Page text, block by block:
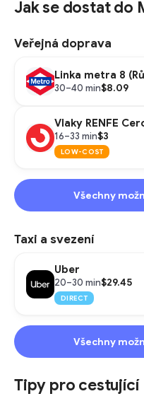
Jak se dostat do
Veřejná doprava
Linka metra 8
30–40 min$8.09
Vlaky RENFE
16–33 min$3
LOW-COST
Všechny
Taxi a svezení
Uber
20–30 min$29.45
DIRECT
Všechny
Tipy pro cestující